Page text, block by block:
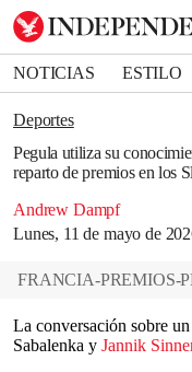
NOTICIAS ESTILO
DEPORTES
Deportes
Pegula utiliza su
reparto de premios en los
Andrew Dampf
Lunes, 11 de mayo de
Bookmark
Removed from
Close popover
FRANCIA-PREMIOS-
La conversación sobre
Sabalenka y Jannik